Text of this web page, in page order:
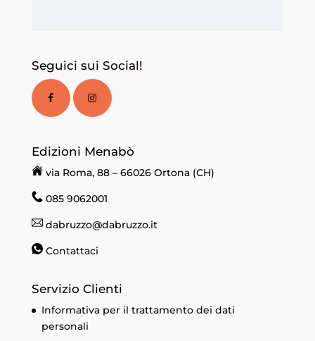
Seguici sui Social!
Edizioni Menabò
via Roma, 88 – 66026 Ortona (CH)
085 9062001
dabruzzo@dabruzzo.it
Contattaci
Servizio Clienti
Informativa per il trattamento dei dati
personali